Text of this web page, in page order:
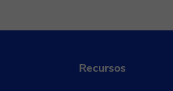
Recursos